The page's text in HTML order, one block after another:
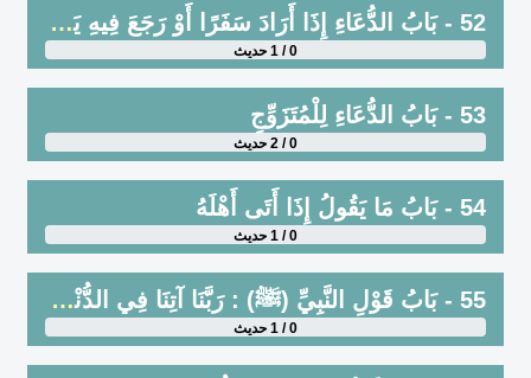
52 - بَابُ الدُّعَاءِ إِذَا أَرَادَ سَفَرًا أَوْ رَجَعَ فِيهِ يَحْيَى بْنُ أَبِي إِسْحَاقَ ، عَنْ أَنَسٍ
0 / 1 حديث
53 - بَابُ الدُّعَاءِ لِلْمُتَزَوِّجِ
0 / 2 حديث
54 - بَابُ مَا يَقُولُ إِذَا أَتَى أَهْلَهُ
0 / 1 حديث
55 - بَابُ قَوْلِ النَّبِيِّ (ﷺ) : رَبَّنَا آتِنَا فِي الدُّنْيَا حَسَنَةً
0 / 1 حديث